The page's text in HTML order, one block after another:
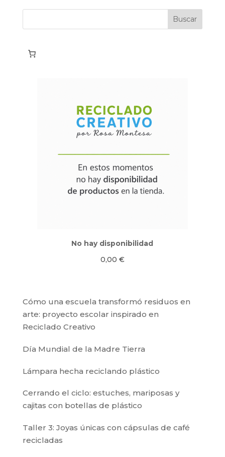
No hay disponibilidad
0,00 €
Cómo una escuela transformó residuos en
arte: proyecto escolar inspirado en
Reciclado Creativo
Día Mundial de la Madre Tierra
Lámpara hecha reciclando plástico
Cerrando el ciclo: estuches, mariposas y
cajitas con botellas de plástico
Taller 3: Joyas únicas con cápsulas de café
recicladas